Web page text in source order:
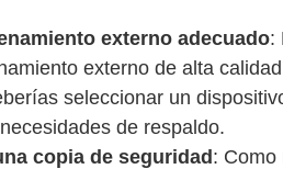
externo adecuado:
externo de alta
seleccionar un
de respaldo.
copia de seguridad: Como